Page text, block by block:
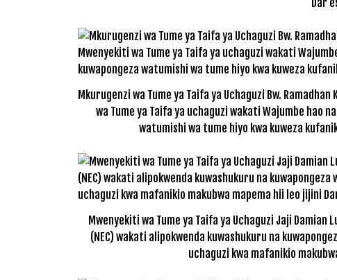
Mkurugenzi wa Tume ya Taifa ya Uchaguzi Bw.
wa Tume ya Taifa ya uchaguzi wakati Wajumbe hao
watumishi wa tume hiyo kwa kuweza
Mwenyekiti wa Tume ya Taifa ya Uchaguzi Jaji Damian
(NEC) wakati alipokwenda kuwashukuru na
uchaguzi kwa mafanikio